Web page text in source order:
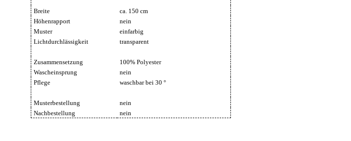
Breite
ca. 150 cm
Höhenrapport
nein
Muster
einfarbig
Lichtdurchlässigkeit
transparent
Zusammensetzung
100% Polyester
Wascheinsprung
nein
Pflege
waschbar bei 30 °
Musterbestellung
nein
Nachbestellung
nein